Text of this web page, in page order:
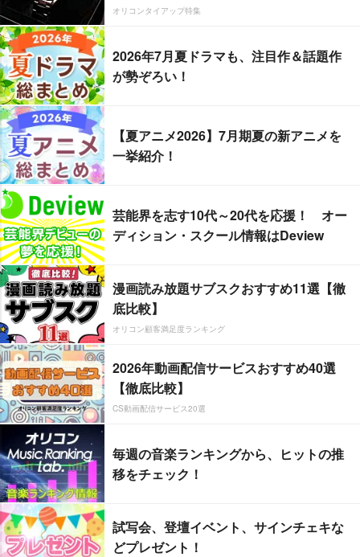
オリコンタイアップ特集
2026年7月夏ドラマも、注目作＆話題作
が勢ぞろい！
【夏アニメ2026】7月期夏の新アニメを
一挙紹介！
芸能界を志す10代～20代を応援！ オー
ディション・スクール情報はDeview
漫画読み放題サブスクおすすめ11選【徹
底比較】
オリコン顧客満足度ランキング
2026年動画配信サービスおすすめ40選
【徹底比較】
CS動画配信サービス20選
毎週の音楽ランキングから、ヒットの推
移をチェック！
試写会、登壇イベント、サインチェキな
どプレゼント！